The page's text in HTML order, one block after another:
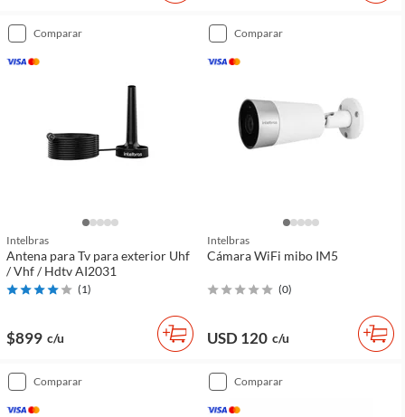
comparar
Intelbras
Antena para Tv para exterior Uhf
/ Vhf / Hdtv AI2031
(1)
$899 c/u
comparar
Intelbras
Cámara WiFi mibo IM5
(0)
USD 120 c/u
comparar comparar